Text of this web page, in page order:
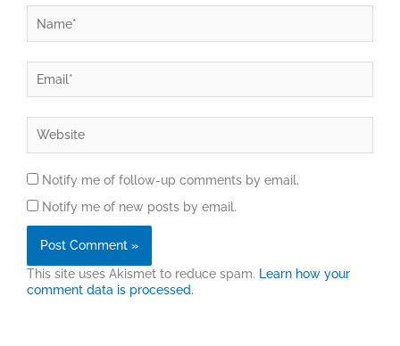
Notify me of follow-up comments by email.
Notify me of new posts by email.
This site uses Akismet to reduce spam. Learn how your
comment data is processed.